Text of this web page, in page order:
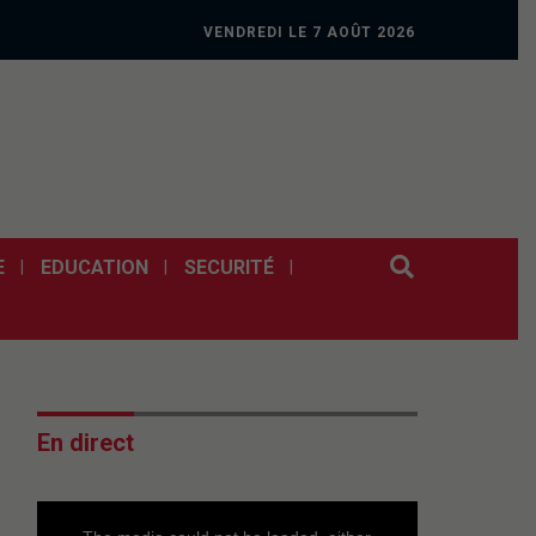
VENDREDI LE 7 AOÛT 2026
EDUCATION SECURITÉ
En direct